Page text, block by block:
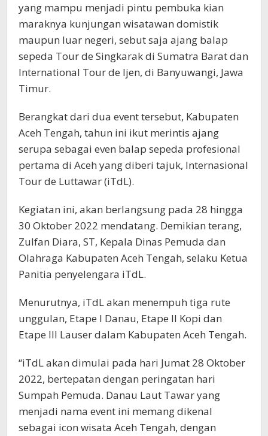
yang mampu menjadi pintu pembuka kian
maraknya kunjungan wisatawan domistik
maupun luar negeri, sebut saja ajang balap
sepeda Tour de Singkarak di Sumatra Barat dan
International Tour de Ijen, di Banyuwangi, Jawa
Timur.
Berangkat dari dua event tersebut, Kabupaten
Aceh Tengah, tahun ini ikut merintis ajang
serupa sebagai even balap sepeda profesional
pertama di Aceh yang diberi tajuk, Internasional
Tour de Luttawar (iTdL).
Kegiatan ini, akan berlangsung pada 28 hingga
30 Oktober 2022 mendatang. Demikian terang,
Zulfan Diara, ST, Kepala Dinas Pemuda dan
Olahraga Kabupaten Aceh Tengah, selaku Ketua
Panitia penyelengara iTdL.
Menurutnya, iTdL akan menempuh tiga rute
unggulan, Etape I Danau, Etape Il Kopi dan
Etape IlI Lauser dalam Kabupaten Aceh Tengah.
“iTdL akan dimulai pada hari Jumat 28 Oktober
2022, bertepatan dengan peringatan hari
Sumpah Pemuda. Danau Laut Tawar yang
menjadi nama event ini memang dikenal
sebagai icon wisata Aceh Tengah, dengan